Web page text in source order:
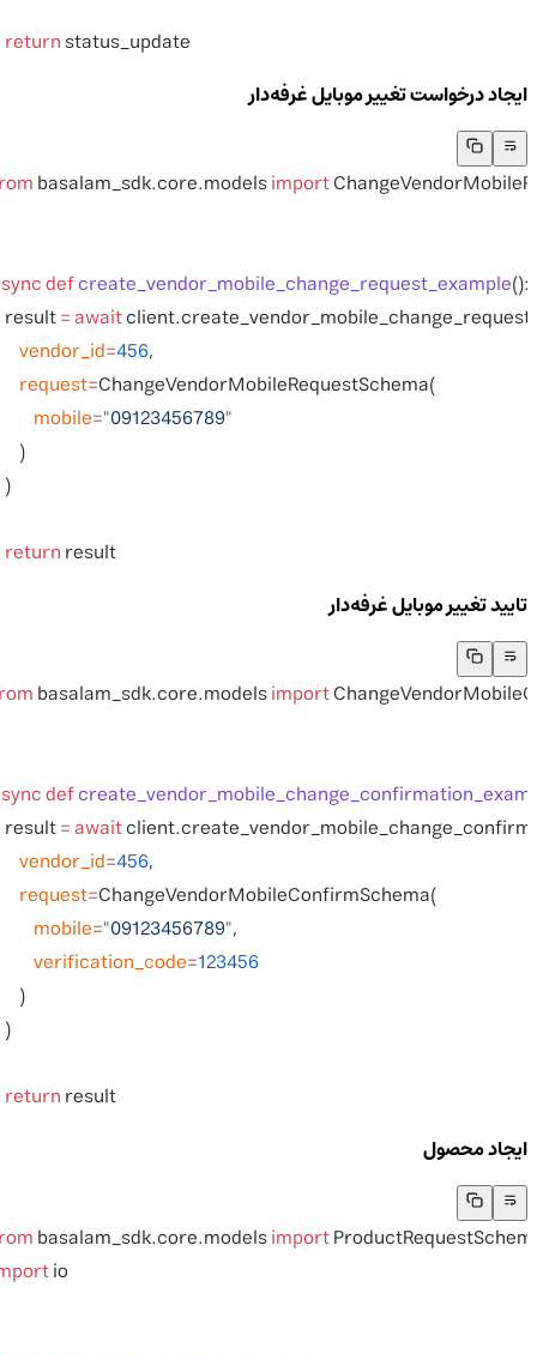
    return
status_update
ایجاد درخواست تغییر موبایل غرفه‌دار
from basalam_sdk.core.models import
async def create_vendor_mobile_change_request_example():
    result
= await
        vendor_id
=456
        request
=ChangeVendorMobileRequestSchema(
            mobile
="09123456789"
        )
    )
    return
result
تایید تغییر موبایل غرفه‌دار
from basalam_sdk.core.models import
async def
    result
= await
        vendor_id
=456
        request
=ChangeVendorMobileConfirmSchema(
            mobile
="09123456789"
            verification_code
=123456
        )
    )
    return
result
ایجاد محصول
from basalam_sdk.core.models import
import io